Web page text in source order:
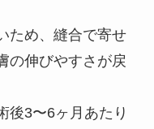
ため、縫合で寄せ
の伸びやすさが戻
後3〜6ヶ月あたり